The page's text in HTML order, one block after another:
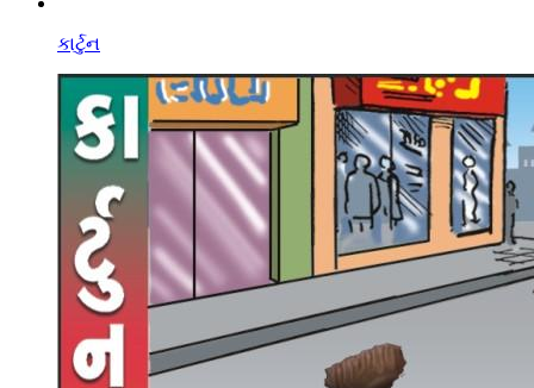
કાર્ટુન